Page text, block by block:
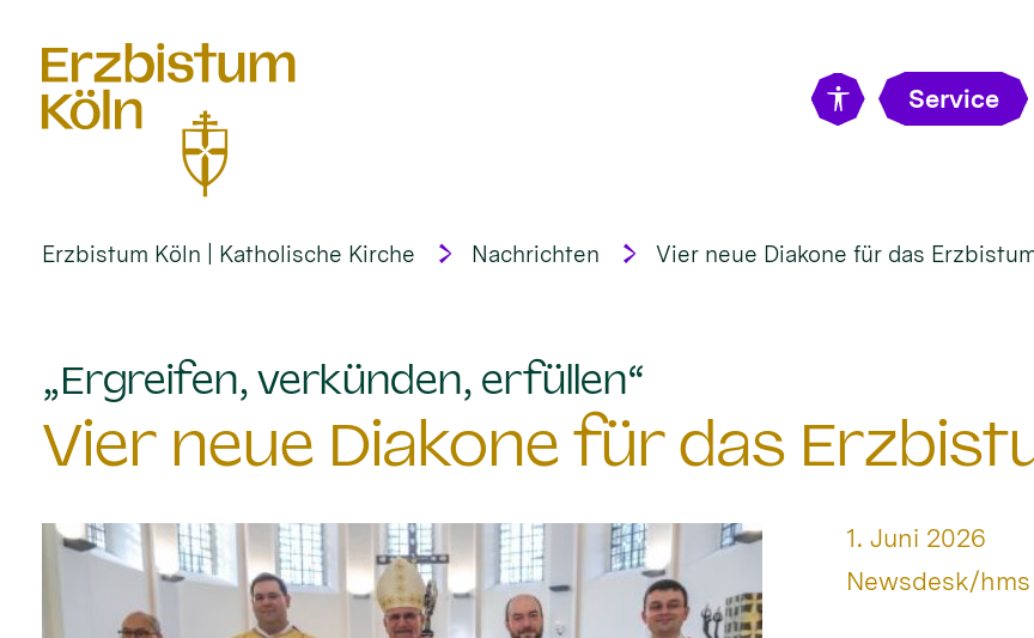
Service
Erzbistum Köln | Katholische Kirche Nachrichten Vier neue Diakone für das
„Ergreifen, verkünden, erfüllen“
Vier neue Diakone für das
Datum:
1. Juni 2026
Von:
Newsdesk/hms